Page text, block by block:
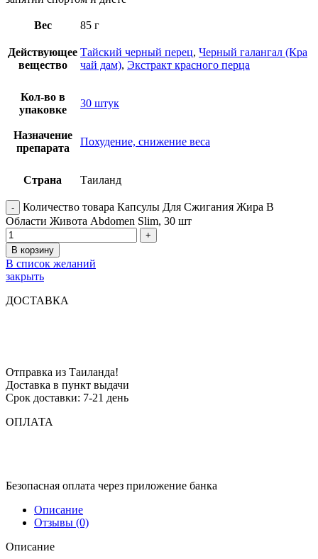
Вес 85 г
Действующее
вещество
Тайский черный перец, Черный галангал (Кра
чай дам), Экстракт красного перца
Кол-во в
упаковке
30 штук
Назначение
препарата
Похудение, снижение веса
Страна Таиланд
Количество товара Капсулы Для Сжигания Жира В
Области Живота Abdomen Slim, 30 шт
В корзину
В список желаний
закрыть
ДОСТАВКА
Отправка из Таиланда!
Доставка в пункт выдачи
Срок доставки: 7-21 день
ОПЛАТА
Безопасная оплата через приложение банка
Описание
Отзывы (0)
Описание